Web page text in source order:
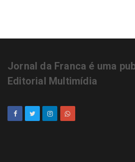
Jornal da Franca é uma
Editorial Multimídia